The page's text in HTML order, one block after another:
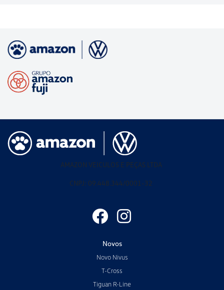
AMAZON VEICULOS E PEÇAS LTDA
CNPJ: 09.448.344/0001-32
Novos
Novo Nivus
T-Cross
Tiguan R-Line